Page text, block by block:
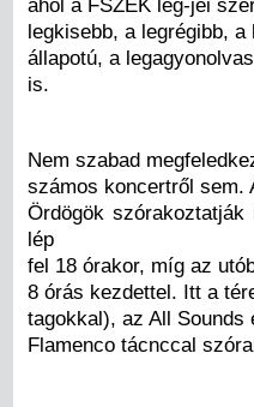
ahol a FSZEK leg-jei
legkisebb, a legrégibb,
állapotú, a
is.
Nem szabad
számos koncertről sem.
Ördögök
lép
fel 18 órakor, míg az
8 órás kezdettel. Itt a
tagokkal), az All Sounds
Flamenco tácnccal